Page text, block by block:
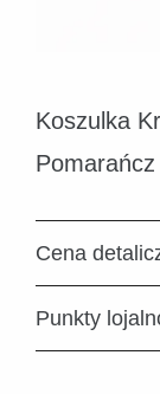
Koszulka
Cena
Punkty